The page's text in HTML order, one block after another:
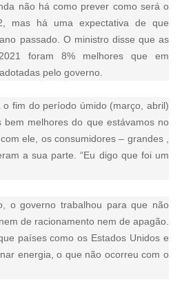
não há como prever como será o
mas há uma expectativa de que
passado. O ministro disse que as
foram 8% melhores que em
pelo governo.
o fim do período úmido (março, abril)
bem melhores do que estávamos no
ele, os consumidores – grandes ,
a sua parte. “Eu digo que foi um
o governo trabalhou para que não
de racionamento nem de apagão.
países como os Estados Unidos e
energia, o que não ocorreu com o